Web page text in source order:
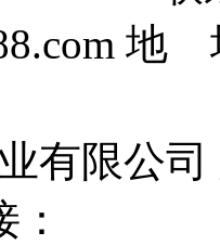
地
有限公司
：